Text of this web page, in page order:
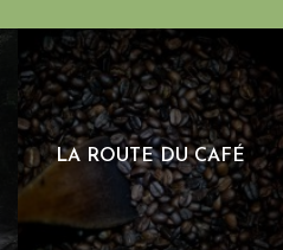
LA ROUTE DU CAFÉ